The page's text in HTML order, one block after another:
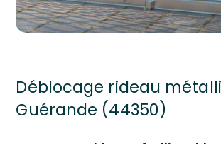
Déblocage rideau
Guérande (44350)